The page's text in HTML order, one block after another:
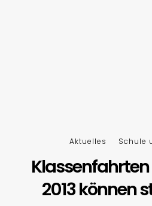
Aktuelles Schule
2013 können